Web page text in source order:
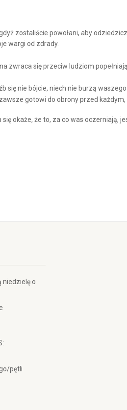
zostaliście powołani, aby
wargi od zdrady.
zwraca się przeciw ludziom
się nie bójcie, niech nie burzą waszego
gotowi do obrony przed
okaże, że to, za co was oczerniają,
niedzielę o
pętli